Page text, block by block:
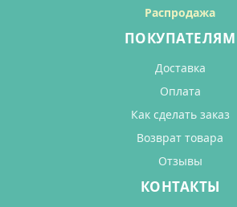
Распродажа
ПОКУПАТЕЛЯМ
Доставка
Оплата
Как сделать заказ
Возврат товара
Отзывы
КОНТАКТЫ